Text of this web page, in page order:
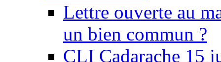
Lettre ouverte au
un bien commun ?
CLI Cadarache 15